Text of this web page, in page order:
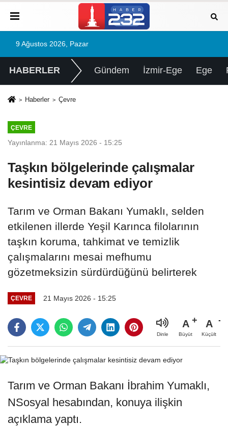
9 Ağustos 2026, Pazar
HABERLER Gündem İzmir-Ege Ege
Haberler Çevre
ÇEVRE
Yayınlanma: 21 Mayıs 2026 - 15:25
Taşkın bölgelerinde çalışmalar
kesintisiz devam ediyor
Tarım ve Orman Bakanı Yumaklı, selden
etkilenen illerde Yeşil Karınca filolarının
taşkın koruma, tahkimat ve temizlik
çalışmalarını mesai mefhumu
gözetmeksizin sürdürdüğünü belirterek
ÇEVRE 21 Mayıs 2026 - 15:25
Dinle
A
Büyüt
A
Küçült
Tarım ve Orman Bakanı İbrahim Yumaklı,
NSosyal hesabından, konuya ilişkin
açıklama yaptı.